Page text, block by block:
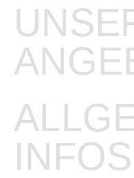
INFOS